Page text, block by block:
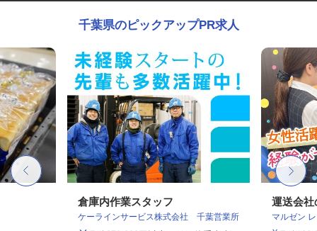
千葉県のピックアップPR求人
倉庫内作業スタッフ
ケーラインサービス株式会社 千葉営業所
運送会社
マルゼン